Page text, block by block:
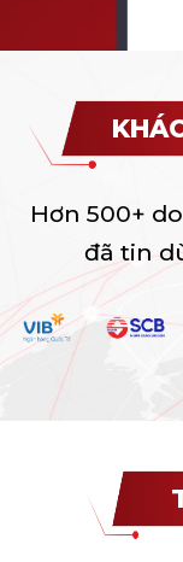
Hơn 500+
đã tin